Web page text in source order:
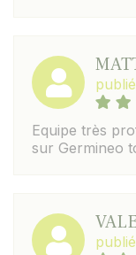
Equipe très
sur Germineo